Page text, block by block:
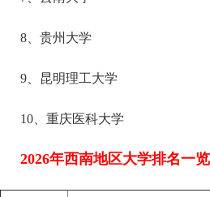
8、贵州大学
9、昆明理工大学
10、重庆医科大学
2026年西南地区大学排名一